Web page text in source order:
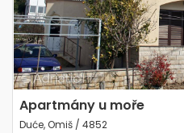
Apartmány u moře
Duće, Omiš / 4852